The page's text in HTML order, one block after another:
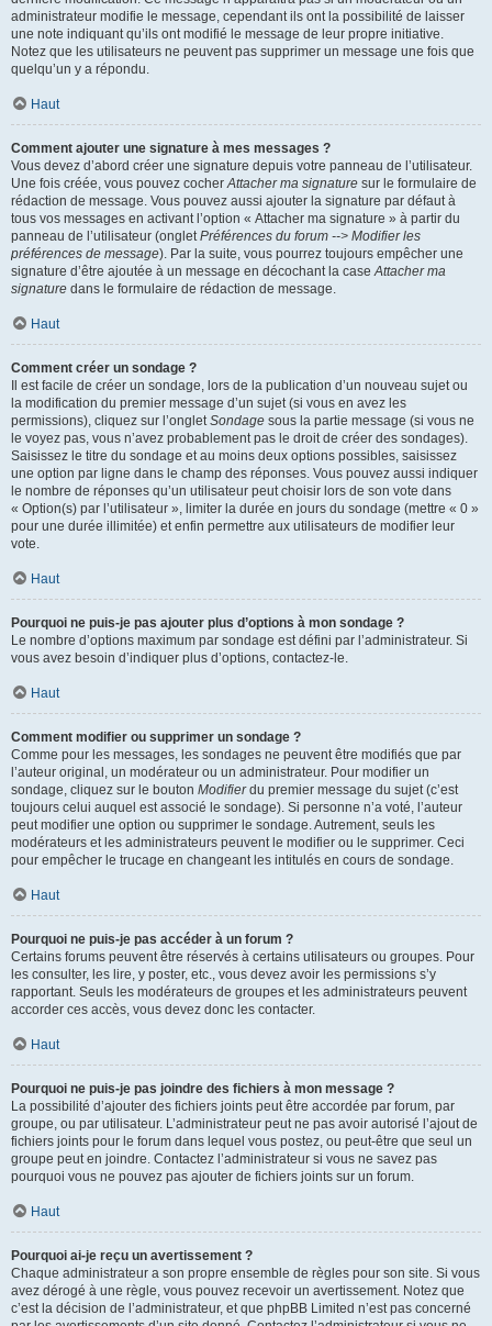
administrateur modifie le message, cependant ils ont la possibilité de laisser
une note indiquant qu’ils ont modifié le message de leur propre initiative.
Notez que les utilisateurs ne peuvent pas supprimer un message une fois que
quelqu’un y a répondu.
Haut
Comment ajouter une signature à mes messages ?
Vous devez d’abord créer une signature depuis votre panneau de l’utilisateur.
Une fois créée, vous pouvez cocherAttacher ma signature sur le formulaire de
rédaction de message. Vous pouvez aussi ajouter la signature par défaut à
tous vos messages en activant l’option « Attacher ma signature » à partir du
panneau de l’utilisateur (ongletPréférences du forum --> Modifier les
préférences de message). Par la suite, vous pourrez toujours empêcher une
signature d’être ajoutée à un message en décochant la caseAttacher ma
signature dans le formulaire de rédaction de message.
Haut
Comment créer un sondage ?
Il est facile de créer un sondage, lors de la publication d’un nouveau sujet ou
la modification du premier message d’un sujet (si vous en avez les
permissions), cliquez sur l’ongletSondage sous la partie message (si vous ne
le voyez pas, vous n’avez probablement pas le droit de créer des sondages).
Saisissez le titre du sondage et au moins deux options possibles, saisissez
une option par ligne dans le champ des réponses. Vous pouvez aussi indiquer
le nombre de réponses qu’un utilisateur peut choisir lors de son vote dans
« Option(s) par l’utilisateur », limiter la durée en jours du sondage (mettre « 0 »
pour une durée illimitée) et enfin permettre aux utilisateurs de modifier leur
vote.
Haut
Pourquoi ne puis-je pas ajouter plus d’options à mon sondage ?
Le nombre d’options maximum par sondage est défini par l’administrateur. Si
vous avez besoin d’indiquer plus d’options, contactez-le.
Haut
Comment modifier ou supprimer un sondage ?
Comme pour les messages, les sondages ne peuvent être modifiés que par
l’auteur original, un modérateur ou un administrateur. Pour modifier un
sondage, cliquez sur le bouton Modifierdu premier message du sujet (c’est
toujours celui auquel est associé le sondage). Si personne n’a voté, l’auteur
peut modifier une option ou supprimer le sondage. Autrement, seuls les
modérateurs et les administrateurs peuvent le modifier ou le supprimer. Ceci
pour empêcher le trucage en changeant les intitulés en cours de sondage.
Haut
Pourquoi ne puis-je pas accéder à un forum ?
Certains forums peuvent être réservés à certains utilisateurs ou groupes. Pour
les consulter, les lire, y poster, etc., vous devez avoir les permissions s’y
rapportant. Seuls les modérateurs de groupes et les administrateurs peuvent
accorder ces accès, vous devez donc les contacter.
Haut
Pourquoi ne puis-je pas joindre des fichiers à mon message ?
La possibilité d’ajouter des fichiers joints peut être accordée par forum, par
groupe, ou par utilisateur. L’administrateur peut ne pas avoir autorisé l’ajout de
fichiers joints pour le forum dans lequel vous postez, ou peut-être que seul un
groupe peut en joindre. Contactez l’administrateur si vous ne savez pas
pourquoi vous ne pouvez pas ajouter de fichiers joints sur un forum.
Haut
Pourquoi ai-je reçu un avertissement ?
Chaque administrateur a son propre ensemble de règles pour son site. Si vous
avez dérogé à une règle, vous pouvez recevoir un avertissement. Notez que
c’est la décision de l’administrateur, et que phpBB Limited n’est pas concerné